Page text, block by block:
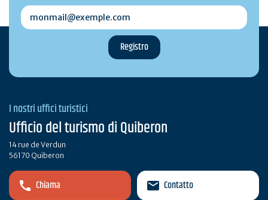
monmail@exemple.com
I nostri uffici turistici
Ufficio del turismo di Quiberon
14 rue de Verdun
56170 Quiberon
Chiama Contatto